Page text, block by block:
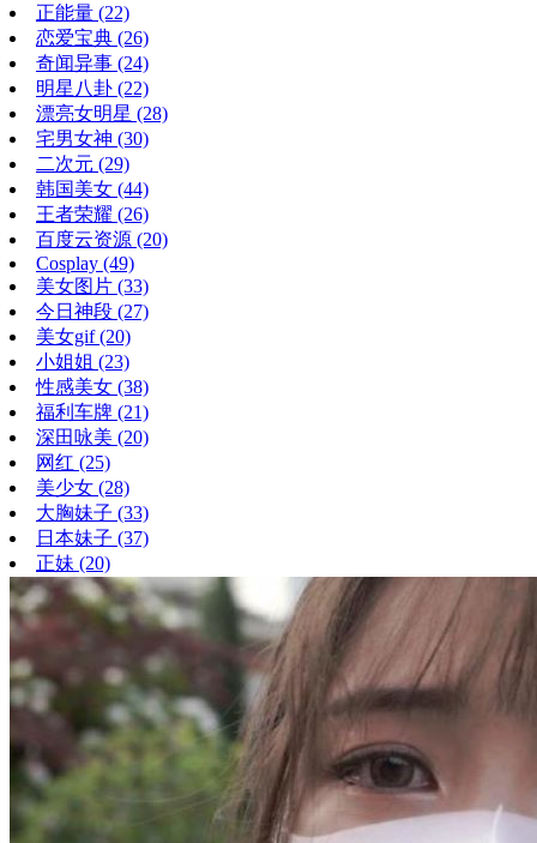
正能量 (22)
恋爱宝典 (26)
奇闻异事 (24)
明星八卦 (22)
漂亮女明星 (28)
宅男女神 (30)
二次元 (29)
韩国美女 (44)
王者荣耀 (26)
百度云资源 (20)
Cosplay (49)
美女图片 (33)
今日神段 (27)
美女gif(20)
小姐姐 (23)
性感美女 (38)
福利车牌 (21)
深田咏美 (20)
网红 (25)
美少女 (28)
大胸妹子 (33)
日本妹子 (37)
正妹 (20)